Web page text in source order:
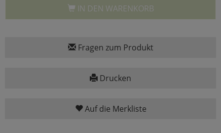
IN DEN WARENKORB
Fragen zum Produkt
Drucken
Auf die Merkliste